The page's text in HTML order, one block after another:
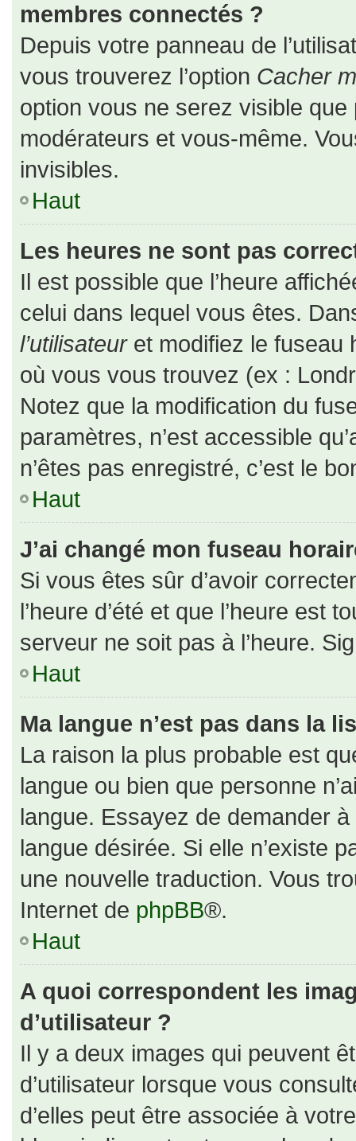
membres connectés ?
Depuis votre panneau de
vous trouverez l’option Cacher
option vous ne serez visible
modérateurs et vous-même.
invisibles.
Haut
Les heures ne sont pas
Il est possible que l’heure
celui dans lequel vous êtes.
l’utilisateuret modifiez le fuseau
où vous vous trouvez (ex :
Notez que la modification du
paramètres, n’est accessible
n’êtes pas enregistré, c’est le
Haut
J’ai changé mon fuseau
Si vous êtes sûr d’avoir
l’heure d’été et que l’heure est
serveur ne soit pas à l’heure.
Haut
Ma langue n’est pas dans la
La raison la plus probable est
langue ou bien que personne
langue. Essayez de demander
langue désirée. Si elle n’existe
une nouvelle traduction. Vous
Internet de phpBB®.
Haut
A quoi correspondent les
d’utilisateur ?
Il y a deux images qui peuvent
d’utilisateur lorsque vous
d’elles peut être associée à